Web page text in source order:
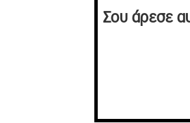
Σου άρεσε